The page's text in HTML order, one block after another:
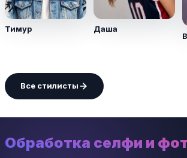
Тимур Даша
Все стилисты
Обработка селфи и